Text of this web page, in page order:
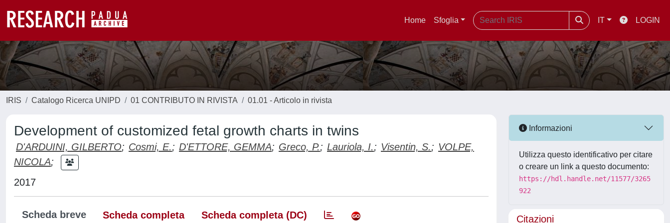
Home Sfoglia IT LOGIN
IRIS Catalogo Ricerca UNIPD 01 CONTRIBUTO IN RIVISTA 01.01 - Articolo in rivista
Development of customized fetal growth charts in twins
D'ARDUINI, GILBERTO; Cosmi, E.; D'ETTORE, GEMMA; Greco, P.; Lauriola, I.; Visentin, S.; VOLPE,
NICOLA;
2017
Scheda breve Scheda completa Scheda completa (DC)
Informazioni
Utilizza questo identificativo per citare
o creare un link a questo documento:
https://hdl.handle.net/11577/3265
922
Citazioni